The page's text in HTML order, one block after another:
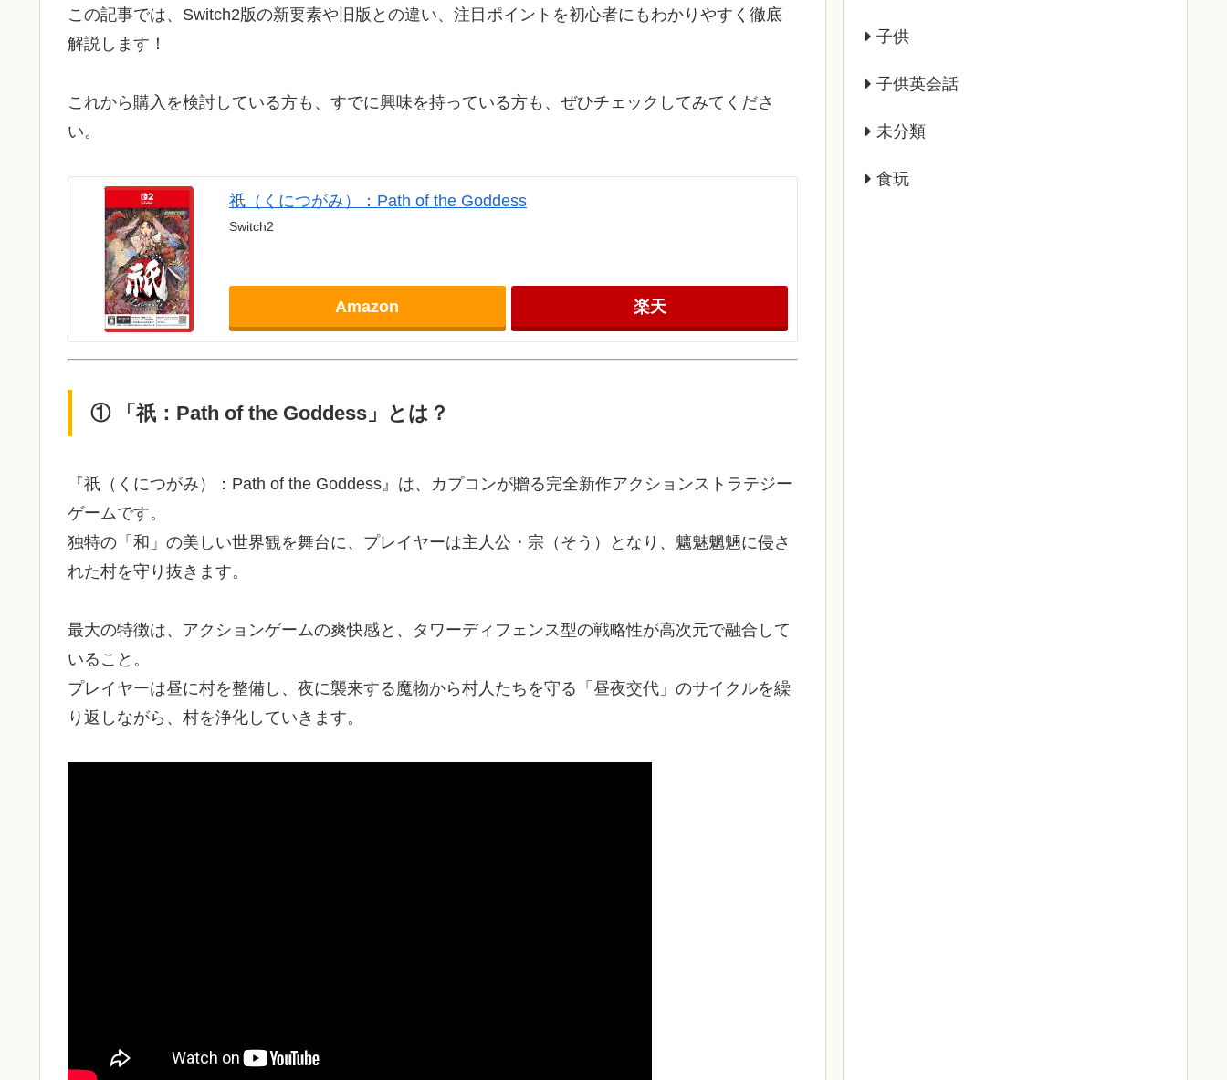
この記事では、Switch2版の新要素や旧版との違い、注目ポイントを初心者にもわかりやすく徹底
解説します！
これから購入を検討している方も、すでに興味を持っている方も、ぜひチェックしてみてくださ
い。
祇（くにつがみ）：Path of the Goddess
Switch2
Amazon 楽天
① 「祇：Path of the Goddess」とは？
『祇（くにつがみ）：Path of the Goddess』は、カプコンが贈る完全新作アクションストラテジー
ゲームです。
独特の「和」の美しい世界観を舞台に、プレイヤーは主人公・宗（そう）となり、魑魅魍魎に侵さ
れた村を守り抜きます。
最大の特徴は、アクションゲームの爽快感と、タワーディフェンス型の戦略性が高次元で融合して
いること。
プレイヤーは昼に村を整備し、夜に襲来する魔物から村人たちを守る「昼夜交代」のサイクルを繰
り返しながら、村を浄化していきます。
子供
子供英会話
未分類
食玩